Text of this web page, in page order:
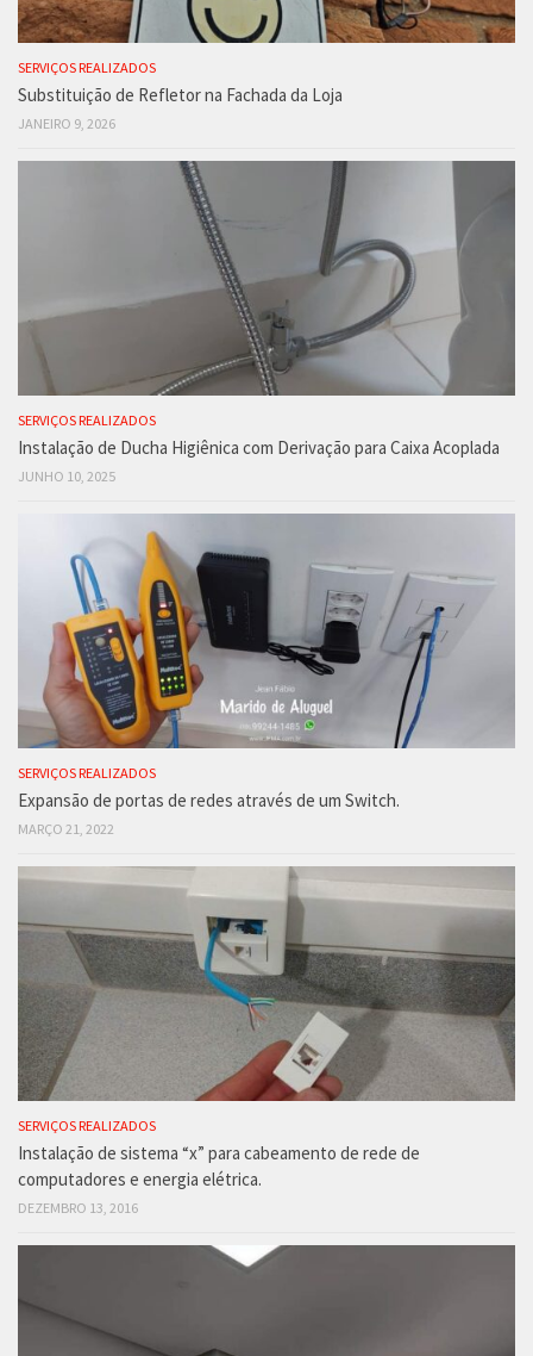
SERVIÇOS REALIZADOS
Substituição de Refletor na Fachada da Loja
JANEIRO 9, 2026
SERVIÇOS REALIZADOS
Instalação de Ducha Higiênica com Derivação para Caixa Acoplada
JUNHO 10, 2025
SERVIÇOS REALIZADOS
Expansão de portas de redes através de um Switch.
MARÇO 21, 2022
SERVIÇOS REALIZADOS
Instalação de sistema “x” para cabeamento de rede de
computadores e energia elétrica.
DEZEMBRO 13, 2016